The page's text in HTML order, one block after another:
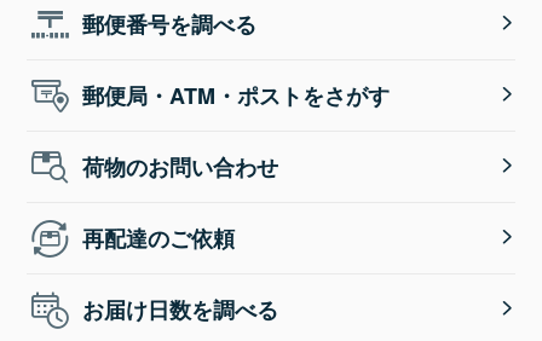
郵便番号を調べる
郵便局・ATM・ポストをさがす
荷物のお問い合わせ
再配達のご依頼
お届け日数を調べる